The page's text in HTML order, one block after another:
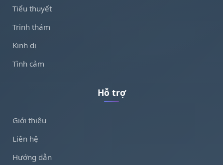
Tiểu thuyết
Trinh thám
Kinh dị
Tình cảm
Hỗ trợ
Giới thiệu
Liên hệ
Hướng dẫn